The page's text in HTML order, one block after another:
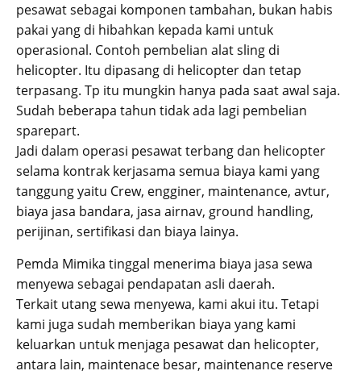
pesawat sebagai komponen tambahan, bukan habis
pakai yang di hibahkan kepada kami untuk
operasional. Contoh pembelian alat sling di
helicopter. Itu dipasang di helicopter dan tetap
terpasang. Tp itu mungkin hanya pada saat awal saja.
Sudah beberapa tahun tidak ada lagi pembelian
sparepart.
Jadi dalam operasi pesawat terbang dan helicopter
selama kontrak kerjasama semua biaya kami yang
tanggung yaitu Crew, engginer, maintenance, avtur,
biaya jasa bandara, jasa airnav, ground handling,
perijinan, sertifikasi dan biaya lainya.
Pemda Mimika tinggal menerima biaya jasa sewa
menyewa sebagai pendapatan asli daerah.
Terkait utang sewa menyewa, kami akui itu. Tetapi
kami juga sudah memberikan biaya yang kami
keluarkan untuk menjaga pesawat dan helicopter,
antara lain, maintenace besar, maintenance reserve